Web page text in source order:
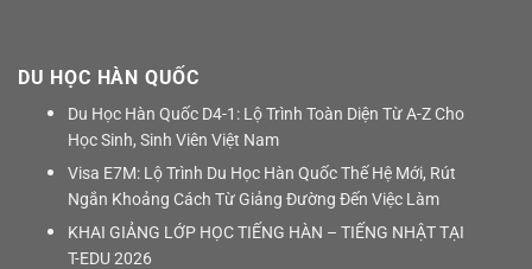
DU HỌC HÀN QUỐC
Du Học Hàn Quốc D4-1: Lộ Trình Toàn Diện Từ A-Z Cho
Học Sinh, Sinh Viên Việt Nam
Visa E7M: Lộ Trình Du Học Hàn Quốc Thế Hệ Mới, Rút
Ngắn Khoảng Cách Từ Giảng Đường Đến Việc Làm
KHAI GIẢNG LỚP HỌC TIẾNG HÀN – TIẾNG NHẬT TẠI
T-EDU 2026